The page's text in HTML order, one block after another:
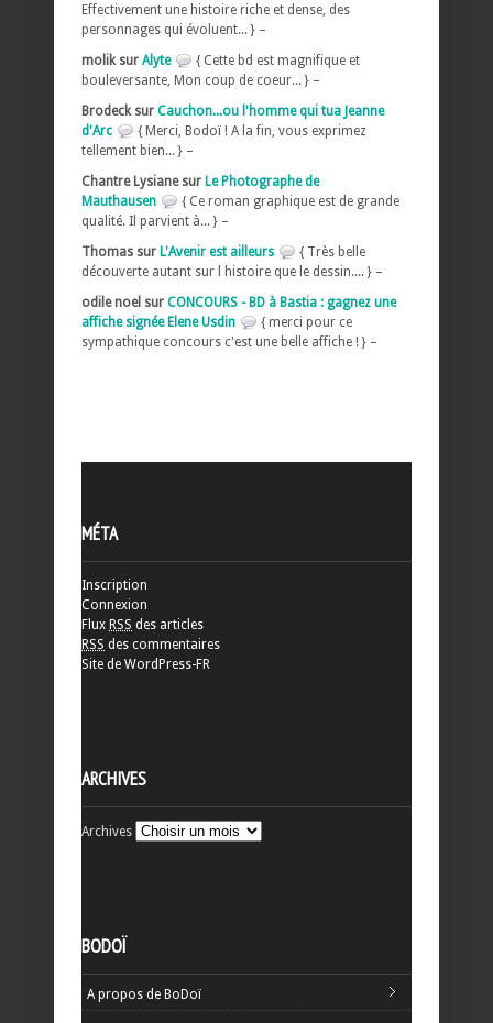
Effectivement une histoire riche et dense, des
personnages qui évoluent... } –
molik sur Alyte
{ Cette bd est magnifique et
bouleversante, Mon coup de coeur... } –
Brodeck sur Cauchon...ou l'homme qui tua Jeanne
d'Arc
{ Merci, Bodoï ! A la fin, vous exprimez
tellement bien... } –
Chantre Lysiane sur Le Photographe de
Mauthausen
{ Ce roman graphique est de grande
qualité. Il parvient à... } –
Thomas sur L'Avenir est ailleurs
{ Très belle
découverte autant sur l histoire que le dessin.... } –
odile noel sur CONCOURS - BD à Bastia : gagnez une
affiche signée Elene Usdin
{ merci pour ce
sympathique concours c'est une belle affiche ! } –
MÉTA
Inscription
Connexion
Flux RSS des articles
RSS des commentaires
Site de WordPress-FR
ARCHIVES
Archives
BODOÏ
A propos de BoDoï